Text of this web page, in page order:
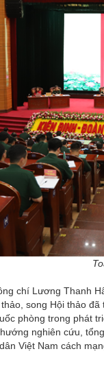
chí Lương Thanh
song Hội thảo
phòng trong phát
nghiên cứu,
Việt Nam cách